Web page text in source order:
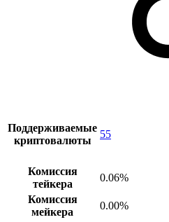
Поддерживаемые
криптовалюты
55
Комиссия
тейкера
0.06%
Комиссия
мейкера
0.00%